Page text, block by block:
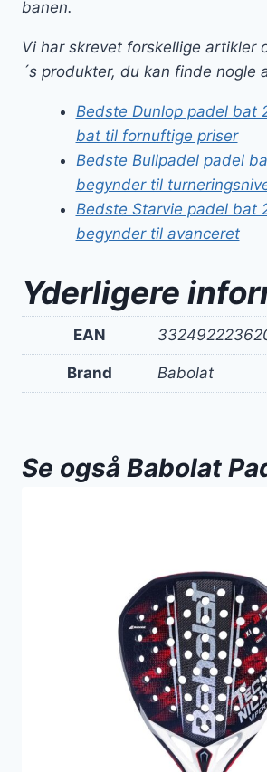
banen.
Vi har skrevet forskellige artikler
´s produkter, du kan finde nogle
Bedste Dunlop padel bat
bat til fornuftige priser
Bedste Bullpadel padel
begynder til
Bedste Starvie padel bat
begynder til avanceret
Yderligere
EAN
Brand Babolat
Se også Babolat